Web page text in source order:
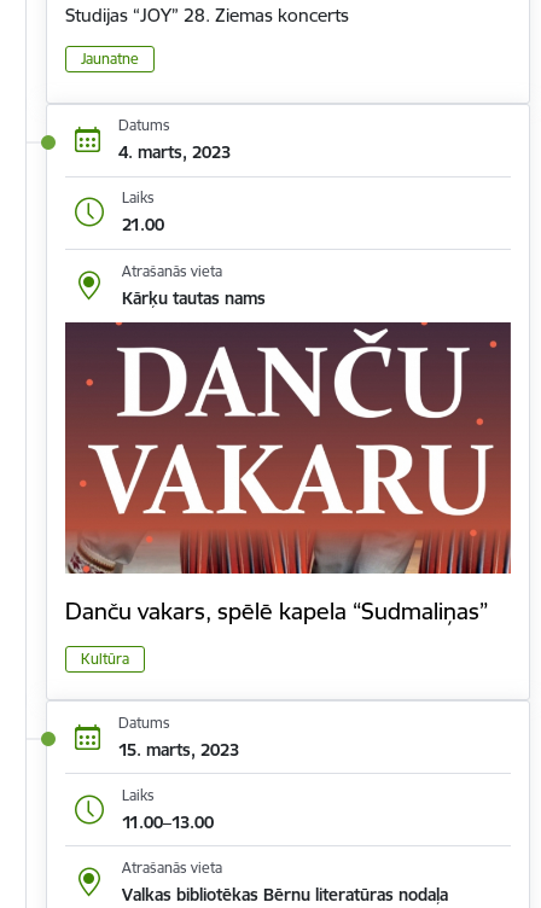
Studijas “JOY” 28. Ziemas koncerts
Jaunatne
Datums
4. marts, 2023
Laiks
21.00
Atrašanās vieta
Kārķu tautas nams
Danču vakars, spēlē kapela “Sudmaliņas”
Kultūra
Datums
15. marts, 2023
Laiks
11.00–13.00
Atrašanās vieta
Valkas bibliotēkas Bērnu literatūras nodaļa